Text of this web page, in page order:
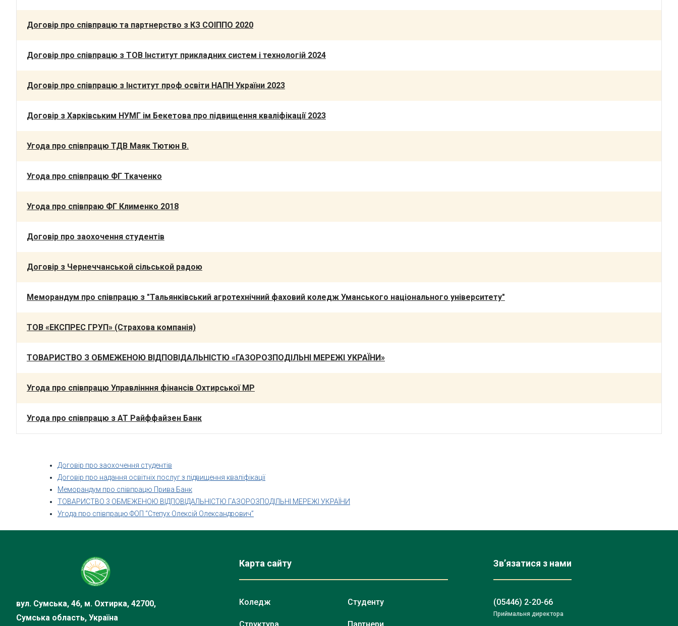
Договір про співпрацю та партнерство з КЗ СОІППО 2020
Договір про співпрацю з ТОВ Інститут прикладних систем і технологій 2024
Договір про співпрацю з Інститут проф освіти НАПН України 2023
Договір з Харківським НУМГ ім Бекетова про підвищення кваліфікації 2023
Угода про співпрацю ТДВ Маяк Тютюн В.
Угода про співпрацю ФГ Ткаченко
Угода про співпраю ФГ Клименко 2018
Договір про заохочення студентів
Договір з Чернеччанськой сільськой радою
Меморандум про співпрацю з "Тальянківський агротехнічний фаховий коледж Уманського національного університету"
ТОВ «ЕКСПРЕС ГРУП» (Страхова компанія)
ТОВАРИСТВО З ОБМЕЖЕНОЮ ВІДПОВІДАЛЬНІСТЮ «ГАЗОРОЗПОДІЛЬНІ МЕРЕЖІ УКРАЇНИ»
Угода про співпрацю Управлінння фінансів Охтирської МР
Угода про співпрацю з АТ Райффайзен Банк
Договір про заохочення студентів
Договір про надання освітніх послуг з підвищення кваліфікації
Меморандум про співпрацю Прива Банк
ТОВАРИСТВО 3 ОБМЕЖЕНОЮ ВІДПОВІДАЛЬНІСТЮ ГАЗОРОЗПОДІЛЬНІ МЕРЕЖІ УКРАЇНИ
Угода про співпрацю ФОП “Степух Олексій Олександрович”
вул. Сумська, 46, м. Охтирка, 42700,
Сумська область, Україна
Карта сайту
Коледж
Структура
Студенту
Партнери
Зв’язатися з нами
(05446) 2-20-66
Приймальня директора